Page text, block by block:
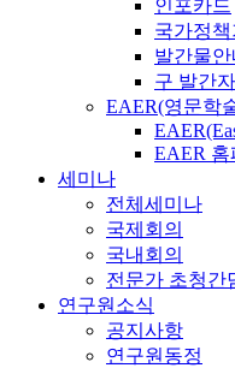
인포카드
국가정
발간물안
구 발간
EAER(영문학
EAER 홈
세미나
전체세미나
국제회의
국내회의
전문가 초청간
연구원소식
공지사항
연구원동정